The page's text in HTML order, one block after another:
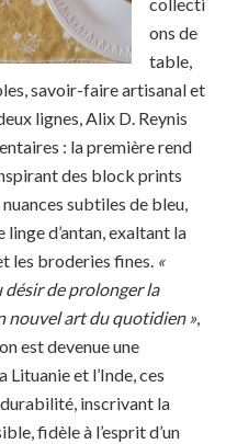
collecti
ons de
table,
savoir-faire artisanal et
lignes, Alix D. Reynis
: la première rend
des block prints
subtiles de bleu,
d’antan, exaltant la
les broderies fines. «
de prolonger la
nouvel art du quotidien »,
est devenue une
et l’Inde, ces
inscrivant la
fidèle à l’esprit d’un